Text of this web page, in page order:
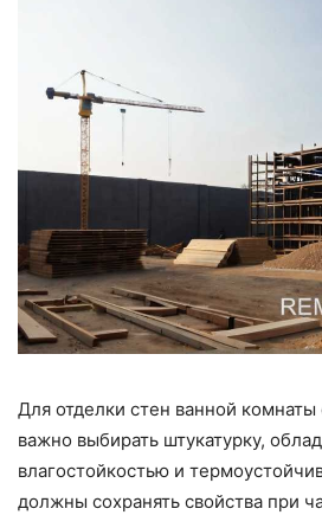
Для отделки стен ванной
важно выбирать штукатурку,
влагостойкостью и
должны сохранять свойства при